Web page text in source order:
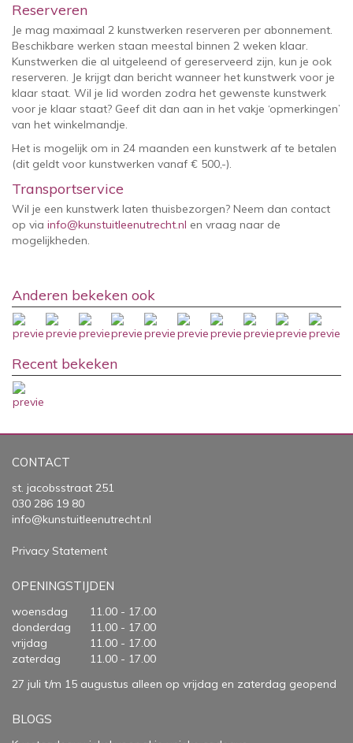
Reserveren
Je mag maximaal 2 kunstwerken reserveren per abonnement.
Beschikbare werken staan meestal binnen 2 weken klaar.
Kunstwerken die al uitgeleend of gereserveerd zijn, kun je ook
reserveren. Je krijgt dan bericht wanneer het kunstwerk voor je
klaar staat. Wil je lid worden zodra het gewenste kunstwerk
voor je klaar staat? Geef dit dan aan in het vakje ‘opmerkingen’
van het winkelmandje.
Het is mogelijk om in 24 maanden een kunstwerk af te betalen
(dit geldt voor kunstwerken vanaf € 500,-).
Transportservice
Wil je een kunstwerk laten thuisbezorgen? Neem dan contact
op via info@kunstuitleenutrecht.nl en vraag naar de
mogelijkheden.
Anderen bekeken ook
Recent bekeken
CONTACT
st. jacobsstraat 251
030 286 19 80
info@kunstuitleenutrecht.nl
Privacy Statement
OPENINGSTIJDEN
woensdag
11.00 - 17.00
donderdag
11.00 - 17.00
vrijdag
11.00 - 17.00
zaterdag
11.00 - 17.00
27 juli t/m 15 augustus alleen op vrijdag en zaterdag geopend
BLOGS